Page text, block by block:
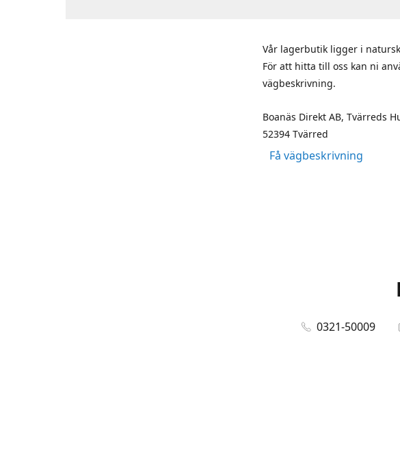
Vår lagerbutik ligger i
För att hitta till oss kan ni
vägbeskrivning.
Boanäs Direkt AB, Tvärreds
52394 Tvärred
Få vägbeskrivning
0321-50009